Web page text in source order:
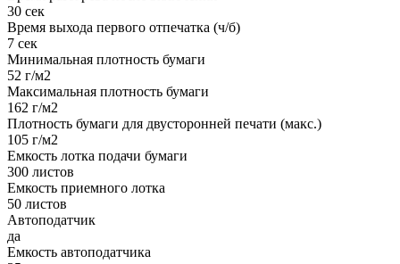
30 сек
Время выхода первого отпечатка (ч/б)
7 сек
Минимальная плотность бумаги
52 г/м2
Максимальная плотность бумаги
162 г/м2
Плотность бумаги для двусторонней печати (макс.)
105 г/м2
Емкость лотка подачи бумаги
300 листов
Емкость приемного лотка
50 листов
Автоподатчик
да
Емкость автоподатчика